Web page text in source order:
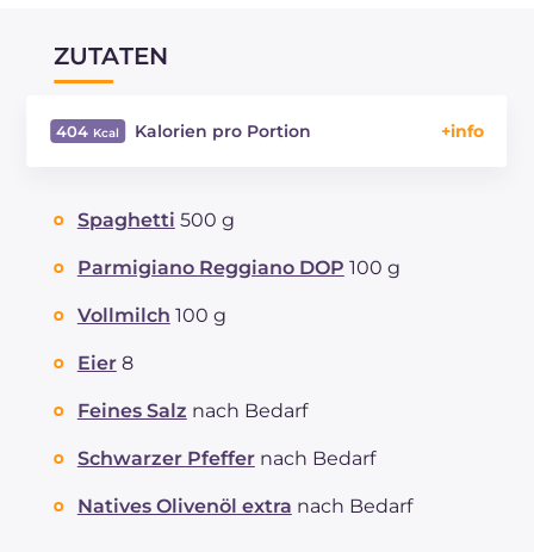
ZUTATEN
404 Kalorien pro Portion
davon Zucker
REZEPTLESEN g
davon gesättigte Fettsäuren
Ballaststoffe
Natrium
Spaghetti 500 g
Parmigiano Reggiano DOP 100 g
Vollmilch 100 g
Eier 8
Feines Salz nach Bedarf
Schwarzer Pfeffer nach Bedarf
Natives Olivenöl extra nach Bedarf